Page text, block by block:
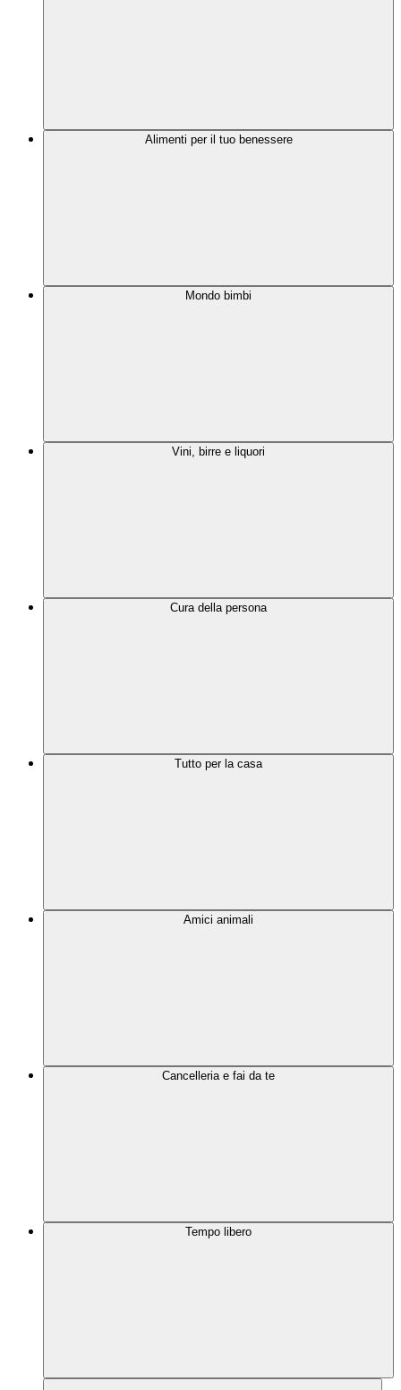
Alimenti per il tuo benessere
Mondo bimbi
Vini, birre e liquori
Cura della persona
Tutto per la casa
Amici animali
Cancelleria e fai da te
Tempo libero